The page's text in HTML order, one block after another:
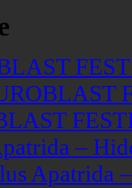
–
Apatrida